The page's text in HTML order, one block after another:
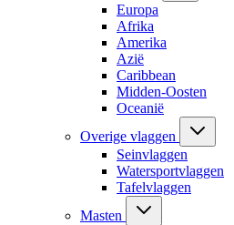
Europa
Afrika
Amerika
Azië
Caribbean
Midden-Oosten
Oceanië
Overige vlaggen
Seinvlaggen
Watersportvlaggen
Tafelvlaggen
Masten